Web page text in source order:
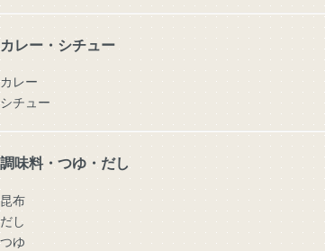
カレー・シチュー
カレー
シチュー
調味料・つゆ・だし
昆布
だし
つゆ